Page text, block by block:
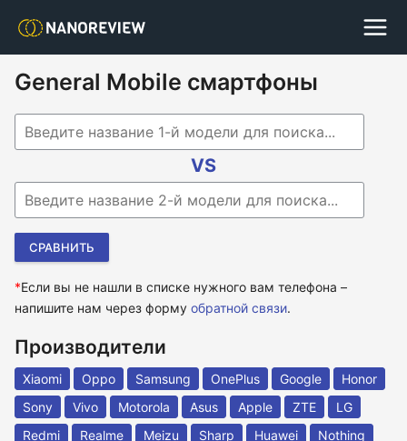
General Mobile смартфоны
VS
*Если вы не нашли в списке нужного вам телефона –
напишите нам через форму обратной связи.
Производители
Xiaomi Oppo Samsung OnePlus Google
Honor
Sony
Vivo Motorola Asus Apple ZTE
LG
Redmi
Realme Meizu Sharp Huawei
Nothing